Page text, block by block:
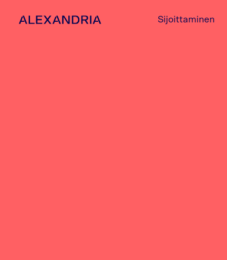
Etusivulle
Sijoittaminen